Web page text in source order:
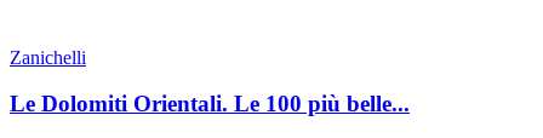
Zanichelli
Le Dolomiti Orientali. Le 100 più belle...